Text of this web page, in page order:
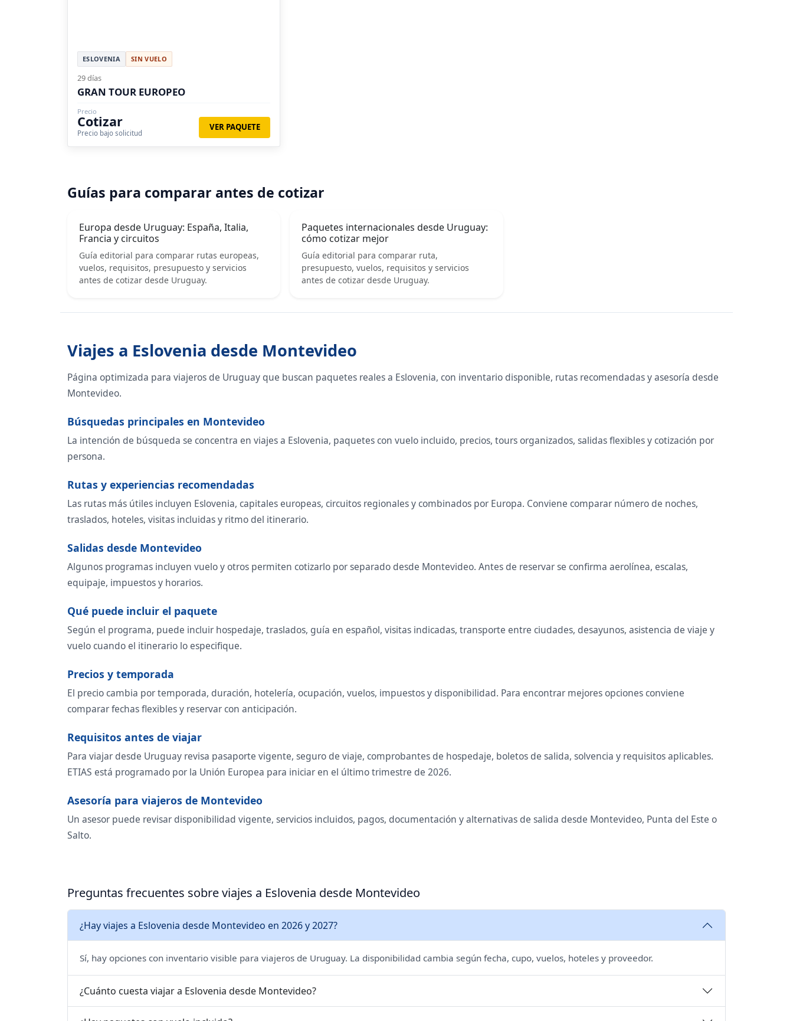
ESLOVENIA SIN VUELO
29 días
GRAN TOUR EUROPEO
Precio
Cotizar
Precio bajo solicitud
VER PAQUETE
Guías para comparar antes de cotizar
Europa desde Uruguay: España, Italia,
Francia y circuitos
Guía editorial para comparar rutas europeas,
vuelos, requisitos, presupuesto y servicios
antes de cotizar desde Uruguay.
Paquetes internacionales desde Uruguay:
cómo cotizar mejor
Guía editorial para comparar ruta,
presupuesto, vuelos, requisitos y servicios
antes de cotizar desde Uruguay.
Viajes a Eslovenia desde Montevideo
Página optimizada para viajeros de Uruguay que buscan paquetes reales a Eslovenia, con inventario disponible, rutas recomendadas y asesoría desde
Montevideo.
Búsquedas principales en Montevideo
La intención de búsqueda se concentra en viajes a Eslovenia, paquetes con vuelo incluido, precios, tours organizados, salidas flexibles y cotización por
persona.
Rutas y experiencias recomendadas
Las rutas más útiles incluyen Eslovenia, capitales europeas, circuitos regionales y combinados por Europa. Conviene comparar número de noches,
traslados, hoteles, visitas incluidas y ritmo del itinerario.
Salidas desde Montevideo
Algunos programas incluyen vuelo y otros permiten cotizarlo por separado desde Montevideo. Antes de reservar se confirma aerolínea, escalas,
equipaje, impuestos y horarios.
Qué puede incluir el paquete
Según el programa, puede incluir hospedaje, traslados, guía en español, visitas indicadas, transporte entre ciudades, desayunos, asistencia de viaje y
vuelo cuando el itinerario lo especifique.
Precios y temporada
El precio cambia por temporada, duración, hotelería, ocupación, vuelos, impuestos y disponibilidad. Para encontrar mejores opciones conviene
comparar fechas flexibles y reservar con anticipación.
Requisitos antes de viajar
Para viajar desde Uruguay revisa pasaporte vigente, seguro de viaje, comprobantes de hospedaje, boletos de salida, solvencia y requisitos aplicables.
ETIAS está programado por la Unión Europea para iniciar en el último trimestre de 2026.
Asesoría para viajeros de Montevideo
Un asesor puede revisar disponibilidad vigente, servicios incluidos, pagos, documentación y alternativas de salida desde Montevideo, Punta del Este o
Salto.
Preguntas frecuentes sobre viajes a Eslovenia desde Montevideo
¿Hay viajes a Eslovenia desde Montevideo en 2026 y 2027?
Sí, hay opciones con inventario visible para viajeros de Uruguay. La disponibilidad cambia según fecha, cupo, vuelos, hoteles y proveedor.
¿Cuánto cuesta viajar a Eslovenia desde Montevideo?